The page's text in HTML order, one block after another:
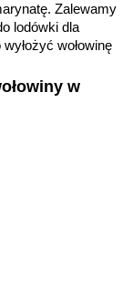
Zalewamy
lodówki dla
wołowinę
w